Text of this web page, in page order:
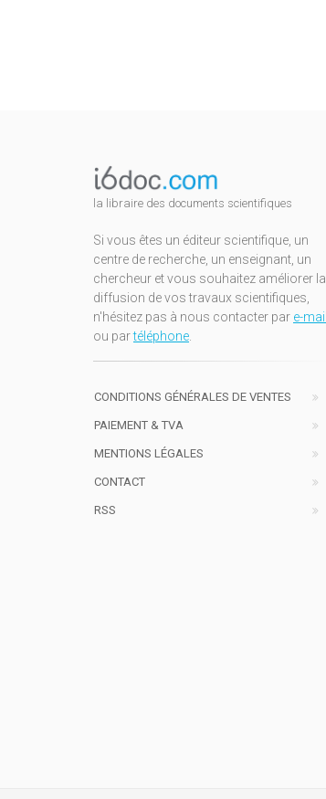
la libraire des documents scientifiques
Si vous êtes un éditeur scientifique, un
centre de recherche, un enseignant, un
chercheur et vous souhaitez améliorer la
diffusion de vos travaux scientifiques,
n'hésitez pas à nous contacter par e-mail
ou partéléphone.
CONDITIONS GÉNÉRALES DE VENTES
PAIEMENT & TVA
MENTIONS LÉGALES
CONTACT
RSS